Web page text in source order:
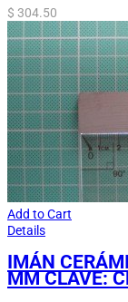
$ 304.50
Add to Cart
Details
IMÁN
MM CLAVE: